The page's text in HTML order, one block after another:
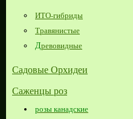
ИТО-гибриды
Травянистые
Древовидные
Садовые Орхидеи
Саженцы роз
розы канадские